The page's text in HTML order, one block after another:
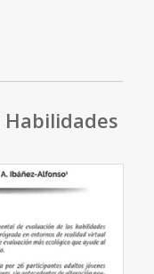
Habilidades